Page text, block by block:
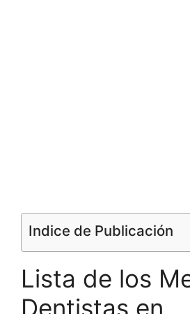
Indice de Publicación
Lista de los
Dentistas en